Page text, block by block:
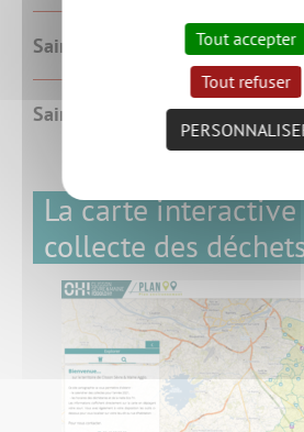
Saint-Lumine-de-Clisson
Saint-Fiacre-sur-Maine
La carte
collecte des
Tout accepter
Tout refuser